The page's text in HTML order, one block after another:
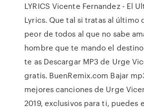
LYRICS Vicente Fernandez - El
Lyrics. Que tal si tratas al último
peor de todos al que no sabe
hombre que te mando el
te as Descargar MP3 de Urge
gratis. BuenRemix.com Bajar
mejores canciones de Urge
2019, exclusivos para ti, puedes